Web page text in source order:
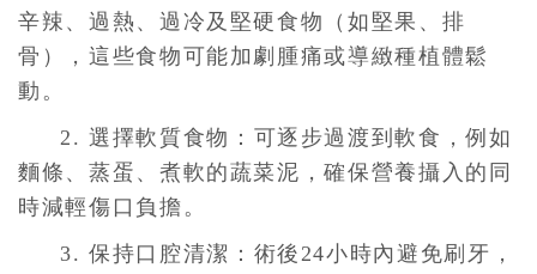
辛辣、過熱、過冷及堅硬食物（如堅果、排
骨），這些食物可能加劇腫痛或導緻種植體鬆
動。
2. 選擇軟質食物：可逐步過渡到軟食，例如
麵條、蒸蛋、煮軟的蔬菜泥，確保營養攝入的同
時減輕傷口負擔。
3. 保持口腔清潔：術後24小時內避免刷牙，